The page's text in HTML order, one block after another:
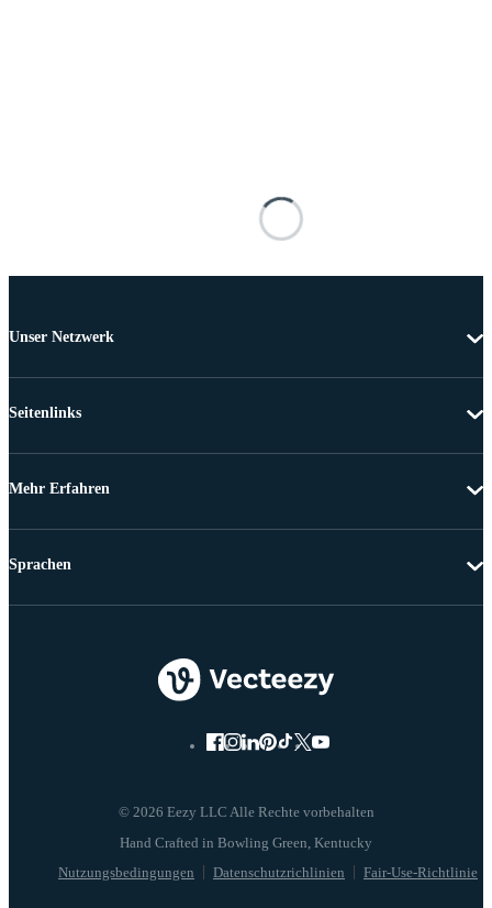
Unser Netzwerk
Seitenlinks
Mehr Erfahren
© 2026 Eezy LLC Alle Rechte vorbehalten
Nutzungsbedingungen Datenschutzrichlinien Fair-Use-Richtlinie
Sprachen